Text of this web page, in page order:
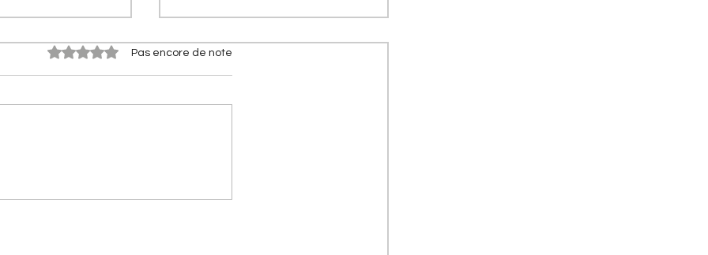
Noté 0 étoile sur 5.Pas encore de note